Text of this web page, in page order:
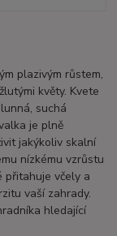
plazivým růstem,
květy. Kvete
suchá
je plně
jakýkoliv skalní
nízkému vzrůstu
přitahuje včely a
vaší zahrady.
hledající